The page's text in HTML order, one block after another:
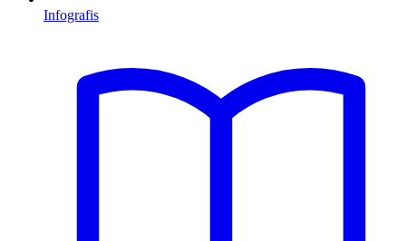
Infografis